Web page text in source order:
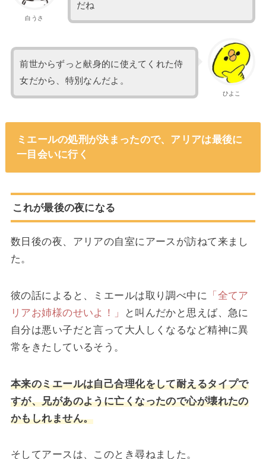
白うさ
だね
ひよこ
前世からずっと献身的に使えてくれた侍
女だから、特別なんだよ。
ミエールの処刑が決まったので、アリアは最後に
一目会いに行く
これが最後の夜になる
数日後の夜、アリアの自室にアースが訪ねて来まし
た。
彼の話によると、ミエールは取り調べ中に 「全てア
リアお姉様のせいよ！」
と叫んだかと思えば、急に
自分は悪い子だと言って大人しくなるなど精神に異
常をきたしているそう。
本来のミエールは自己合理化をして耐えるタイプで
すが、兄があのように亡くなったので心が壊れたの
かもしれません。
そしてアースは、このとき尋ねました。